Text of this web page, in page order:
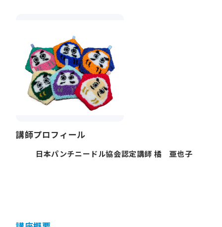
講師プロフィール
日本パンチニードル協会認定講師 橘 亜也子